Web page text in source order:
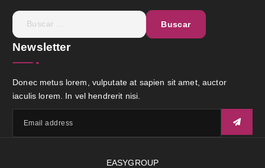
Newsletter
Donec metus lorem, vulputate at sapien sit amet, auctor
iaculis lorem. In vel hendrerit nisi.
EASYGROUP